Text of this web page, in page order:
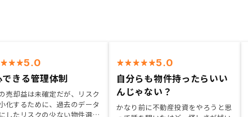
5.0
できる管理体制
売却益は未確定だが、リスク
化するために、過去のデータ
したリスクの少ない物件選び
5.0
自分らも物件持ったらいい
んじゃない？
かなり前に不動産投資をやろうと思